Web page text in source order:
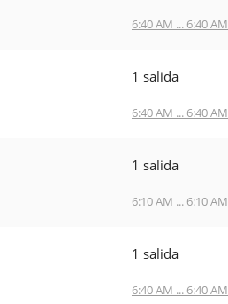
6:40 AM ... 6:40 AM
1 salida
6:40 AM ... 6:40 AM
1 salida
6:10 AM ... 6:10 AM
1 salida
6:40 AM ... 6:40 AM